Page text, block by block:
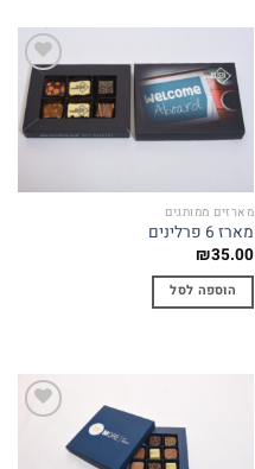
Add to
wishlist
מארזים ממותגים
מארז 6 פרלינים
₪35.00
הוספה לסל